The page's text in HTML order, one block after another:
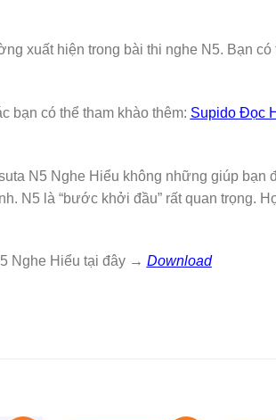
xuất hiện trong bài thi nghe N5. Bạn
bạn có thể tham khào thêm: Supido Đọc
N5 Nghe Hiểu không những giúp bạn
N5 là “bước khởi đầu” rất quan trọng.
Nghe Hiểu tại đây → Download